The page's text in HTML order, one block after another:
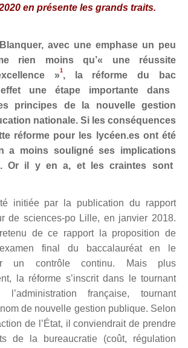
POINTS DE VENTE
LA BRIQUE ?
CONTACTS
en présente les grands traits.
Blanquer, avec une emphase un peu
rien moins qu’« une réussite
»1 ,
a réforme du bac
une étape importante dans
principes de la nouvelle gestion
nationale. Si les conséquences
réforme pour les lycéen.es ont été
a moins soulignéses implications
Or i l y en a, et les craintes sont
initiée par la publication du rapport
de sciences-poLille, en janvier 2018.
de ce rapportla proposition de
final du baccalauréat en le
un contrôle continu. Mais plus
a réforme s’inscrit dans le tournant
l’administration française, tournant
de nouvelle gestion publique. Selon
de l’État, il conviendrait de prendre
de la bureaucratie (coût, régulation